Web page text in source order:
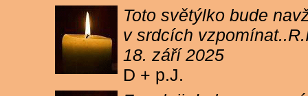
Toto světýlko bude
v srdcích
18. září 2025
D + p.J.